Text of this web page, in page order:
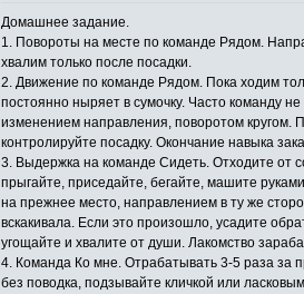
Домашнее задание.
1. Повороты на месте по команде Рядом.
хвалим только после посадки.
2. Движение по команде Рядом. Пока ходим
постоянно ныряет в сумочку. Часто команду
изменением направления, поворотом кругом.
контролируйте посадку. Окончание навыка
3. Выдержка на команде Сидеть. Отходите от
прыгайте, приседайте, бегайте, машите
на прежнее место, направлением в ту же
вскакивала. Если это произошло, усадите
угощайте и хвалите от души. Лакомство
4. Команда Ко мне. Отрабатывать 3-5 раза за
без поводка, подзывайте кличкой или